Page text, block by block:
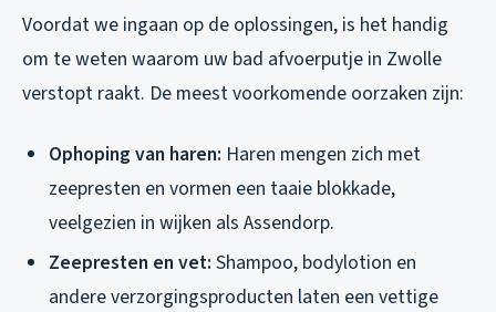
Voordat we ingaan op de oplossingen, is het handig
om te weten waarom uw bad afvoerputje in Zwolle
verstopt raakt. De meest voorkomende oorzaken zijn:
Ophoping van haren: Haren mengen zich met
zeepresten en vormen een taaie blokkade,
veelgezien in wijken als Assendorp.
Zeepresten en vet: Shampoo, bodylotion en
andere verzorgingsproducten laten een vettige